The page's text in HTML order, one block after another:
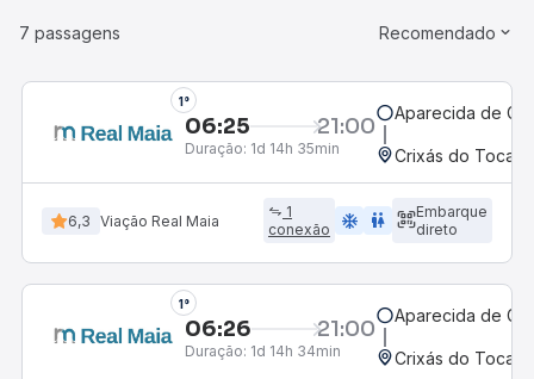
7 passagens Recomendado
1°
06:25 21:00
Duração: 1d 14h 35min
Aparecida de
Crixás do
6,3 Viação Real Maia
1
conexão
ac_unit wc
Embarque
direto
1°
06:26 21:00
Duração: 1d 14h 34min
Aparecida de
Crixás do